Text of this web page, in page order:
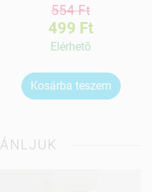
554 Ft
499 Ft
Elérhetõ
Kosárba teszem